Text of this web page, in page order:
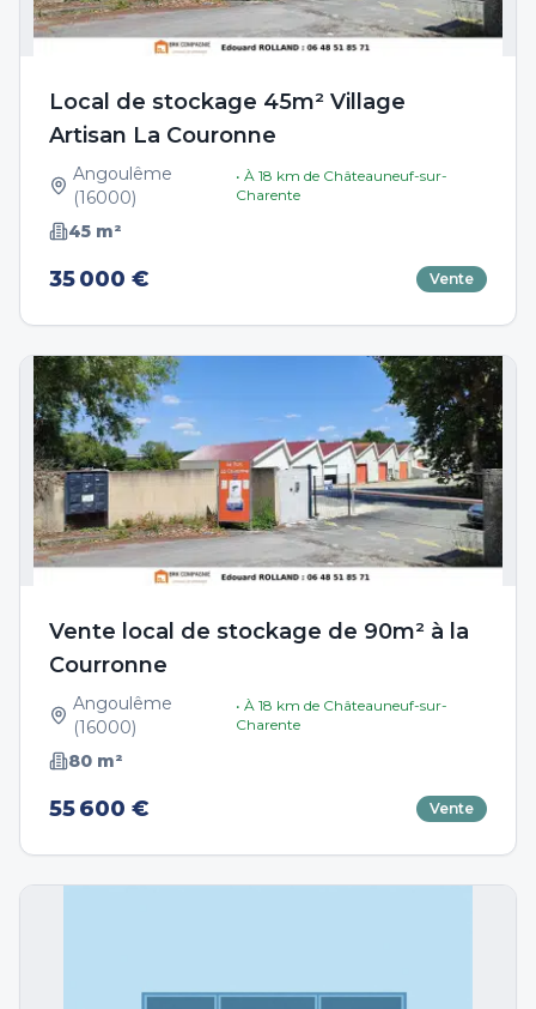
Local de stockage 45m² Village
Artisan La Couronne
Angoulême
(16000)
• À 18 km de Châteauneuf-sur-
Charente
45 m²
35 000 € Vente
Vente local de stockage de 90m² à la
Courronne
Angoulême
(16000)
• À 18 km de Châteauneuf-sur-
Charente
80 m²
55 600 € Vente